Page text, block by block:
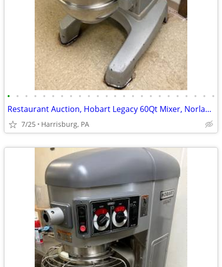
• • • • • • • • • • • • • • • • • • • • • • • •
Restaurant Auction, Hobart Legacy 60Qt Mixer, Norlake Walk-in Freezer
7/25 Harrisburg, PA